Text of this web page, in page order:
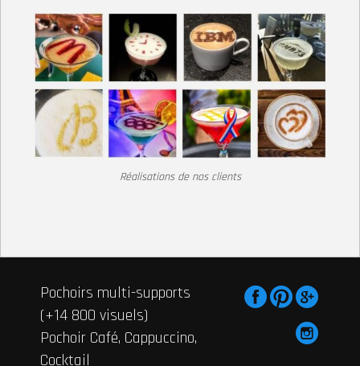
Réalisations de nos clients
Pochoirs multi-supports
(+14 800 visuels)
Pochoir Café, Cappuccino,
Cocktail